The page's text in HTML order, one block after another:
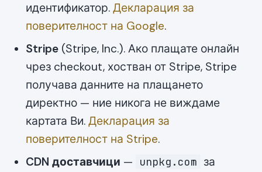
идентификатор. Декларация за
поверителност на Google.
Stripe (Stripe, Inc.). Ако плащате онлайн
чрез checkout, хостван от Stripe, Stripe
получава данните на плащането
директно — ние никога не виждаме
картата Ви. Декларация за
поверителност на Stripe.
CDN доставчици — unpkg.com за